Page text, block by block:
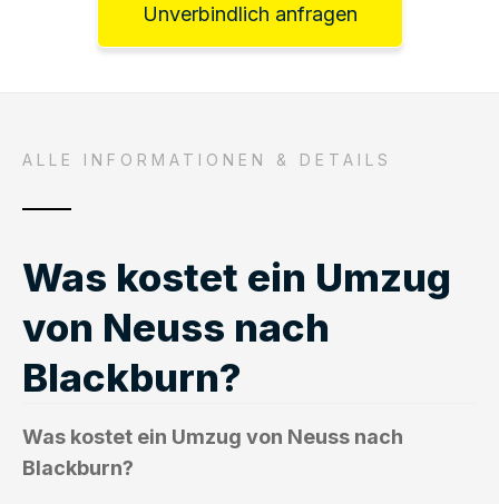
Unverbindlich anfragen
ALLE INFORMATIONEN & DETAILS
Was kostet ein Umzug
von Neuss nach
Blackburn?
Was kostet ein Umzug von Neuss nach
Blackburn?